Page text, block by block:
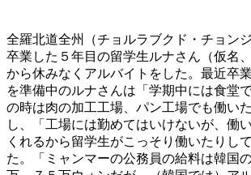
全羅北道全州（チョルラブクド・チョン
卒業した５年目の留学生ルナさん（仮名
から休みなくアルバイトをした。最近卒
を準備中のルナさんは「学期中には食堂
の時は肉の加工工場、パン工場でも働い
し、「工場には勤めてはいけないが、働
くれるから留学生がこっそり働いたりし
た。「ミャンマーの公務員の給料は韓国